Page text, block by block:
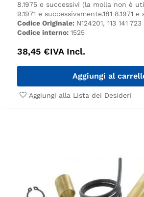
8.1975 e successivi (la molla non è
9.1971 e successivamente.181 8.1971
Codice Originale: N124201, 113 141 723
Codice interno: 1525
38,45 €IVA Incl.
Aggiungi al
Aggiungi alla Lista dei Desideri